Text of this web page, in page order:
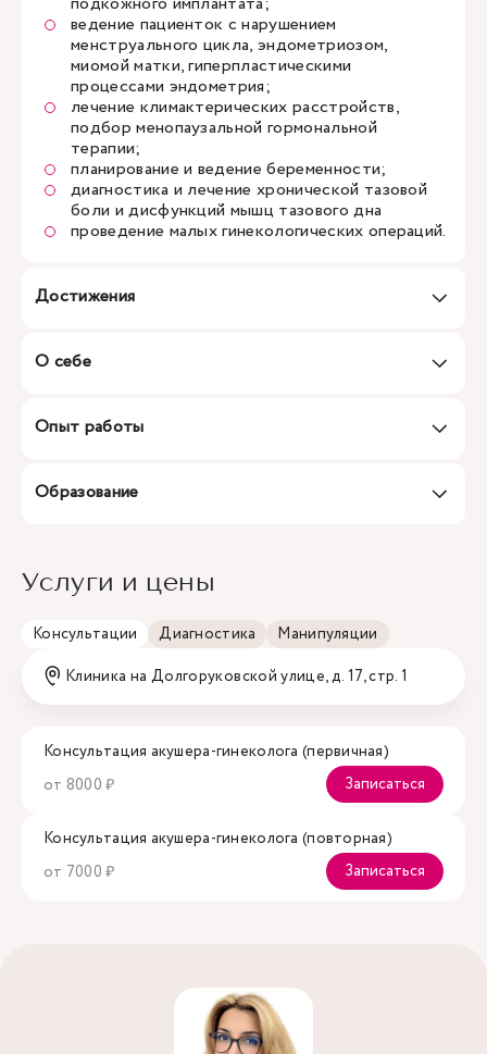
ведение пациенток с нарушением
менструального цикла, эндометриозом,
миомой матки, гиперпластическими
процессами эндометрия;
лечение климактерических расстройств,
подбор менопаузальной гормональной
терапии;
планирование и ведение беременности;
диагностика и лечение хронической тазовой
боли и дисфункций мышц тазового дна
проведение малых гинекологических операций.
Достижения
О себе
Опыт работы
Образование
Услуги и цены
Консультации Диагностика
Манипуляции
Клиника на Долгоруковской улице, д. 17, стр. 1
Консультация акушера-гинеколога (первичная)
от 8000 ₽
Записаться
Консультация акушера-гинеколога (повторная)
от 7000 ₽
Записаться